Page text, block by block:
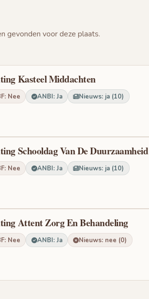
gevonden voor deze plaats.
Kasteel Middachten
Nee ANBI: Ja Nieuws: ja (10)
Schooldag Van De Duurzaamheid
Nee ANBI: Ja Nieuws: ja (10)
Attent Zorg En Behandeling
Nee ANBI: Ja Nieuws: nee (0)